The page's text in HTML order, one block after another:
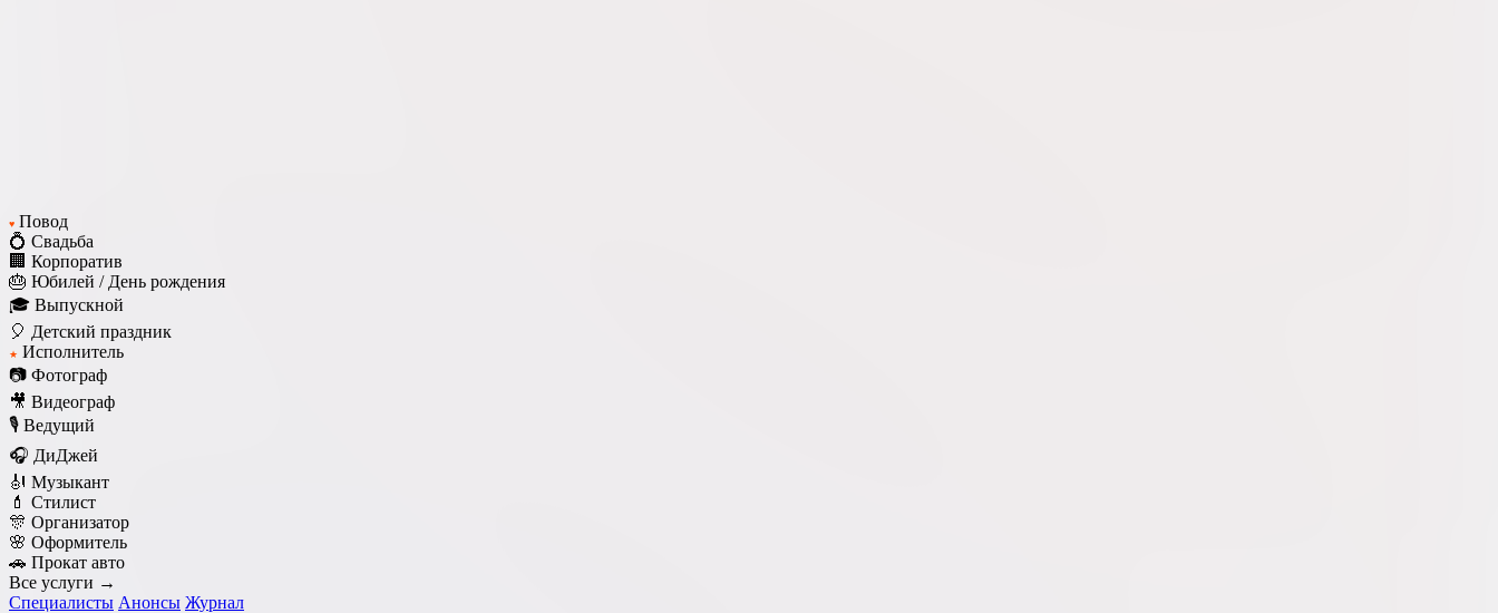
♥ Повод
💍 Свадьба
🏢 Корпоратив
🎂 Юбилей / День рождения
🎓 Выпускной
🎈 Детский праздник
★ Исполнитель
📷 Фотограф
🎥 Видеограф
🎙️ Ведущий
🎧 ДиДжей
🎻 Музыкант
💄 Стилист
🎊 Организатор
🌸 Оформитель
🚗 Прокат авто
Все услуги →
Специалисты Анонсы Журнал